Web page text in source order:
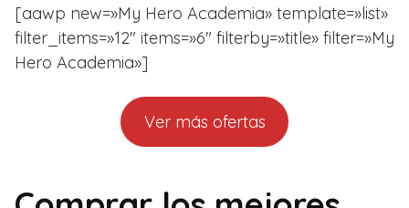
[aawp new=»My Hero Academia» template=»list»
filter_items=»12″ items=»6″ filterby=»title» filter=»My
Hero Academia»]
Ver más ofertas